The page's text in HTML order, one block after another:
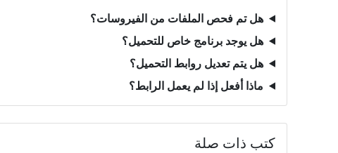
هل تم فحص الملفات من الفيروسات؟
هل يوجد برنامج خاص للتحميل؟
هل يتم تعديل روابط التحميل؟
ماذا أفعل إذا لم يعمل الرابط؟
كتب ذات صلة